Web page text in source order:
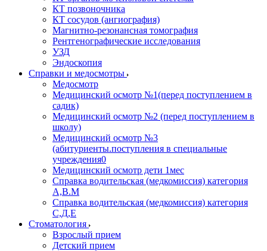
КТ позвоночника
КТ сосудов (ангиография)
Магнитно-резонансная томография
Рентгенографические исследования
УЗД
Эндоскопия
Справки и медосмотры
Медосмотр
Медицинский осмотр №1(перед поступлением в
садик)
Медицинский осмотр №2 (перед поступлением в
школу)
Медицинский осмотр №3
(абитуриенты.поступления в специальные
учреждения0
Медицинский осмотр дети 1мес
Справка водительская (медкомиссия) категория
А,В.М
Справка водительская (медкомиссия) категория
С,Д,Е
Стоматология
Взрослый прием
Детский прием